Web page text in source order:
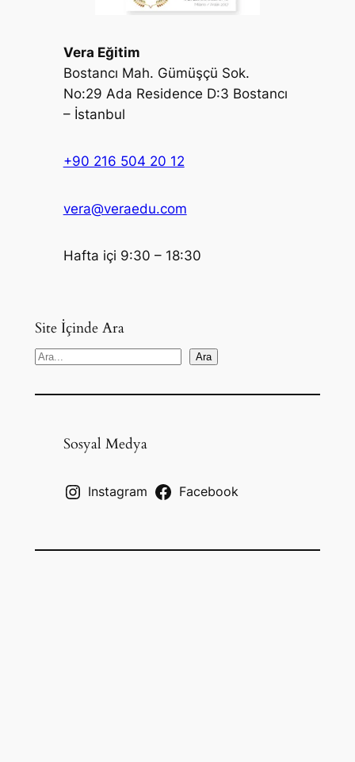
Vera Eğitim
Bostancı Mah. Gümüşçü Sok.
No:29 Ada Residence D:3 Bostancı
– İstanbul
+90 216 504 20 12
vera@veraedu.com
Hafta içi 9:30 – 18:30
Site İçinde Ara
S
a
Ara
Sosyal Medya
Instagram Facebook